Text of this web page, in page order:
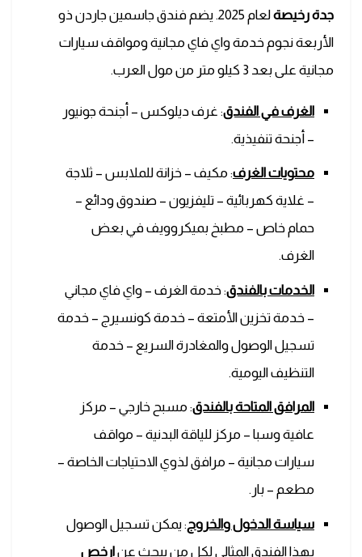
جدة رخيصة
لعام 2025. يضم فندق جاسمين جاردن ذو
الأربعة نجوم خدمة واي فاي مجانية ومواقف سيارات
مجانية على بعد 3 كيلو متر من مول العرب.
الغرف في الفندق: غرف ديلوكس – أجنحة جونيور
– أجنحة تنفيذية.
محتويات الغرف: مكيف – خزانة للملابس – ثلاجة
– غلاية كهربائية – تليفزيون – صندوق ودائع –
حمام خاص – مطبخ بميكروويف في بعض
الغرف.
الخدمات بالفندق: خدمة الغرف – واي فاي مجاني
– خدمة تخزين الأمتعة – خدمة كونسيرج – خدمة
تسجيل الوصول والمغادرة السريع – خدمة
التنظيف اليومية.
المرافق المتاحة بالفندق: مسبح خارجي – مركز
عافية وسبا – مركز للياقة البدنية – مواقف
سيارات مجانية – مرافق لذوي الاحتياجات الخاصة –
مطعم – بار.
سياسة الدخول والخروج: يمكن تسجيل الوصول
بهذا الفندق المثالي لكل من يبحث عنارخص